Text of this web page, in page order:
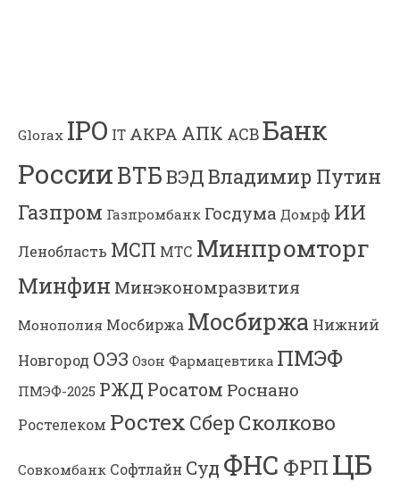
Glorax IPO IT АКРА АПК АСВБанк
РоссииВТБВЭДВладимир Путин
Газпром Газпромбанк Госдума Домрф ИИ
Ленобласть МСП МТС Минпромторг
Минфин Минэкономразвития
Монополия Мосбиржа Мосбиржа Нижний
Новгород ОЭЗ Озон Фармацевтика ПМЭФ
ПМЭФ-2025 РЖД Росатом Роснано
Ростелеком Ростех Сбер Сколково
Совкомбанк Софтлайн Суд ФНС ФРП ЦБ